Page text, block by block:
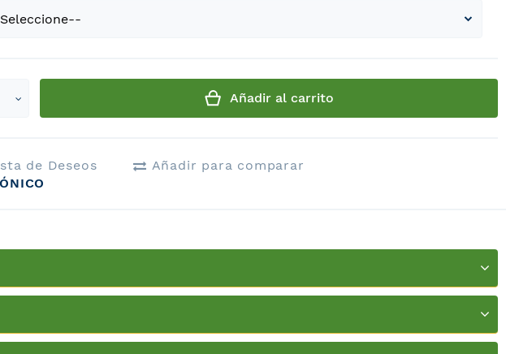
Select
Añadir al carrito
de Deseos
Añadir para comparar